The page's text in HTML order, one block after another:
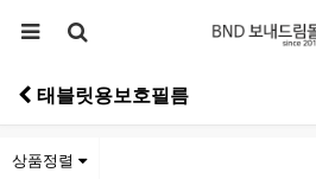
태블릿용보호필름
상품정렬